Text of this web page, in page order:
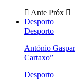
Ante Próx
Desporto
Desporto
António
Cartaxo”
Desporto